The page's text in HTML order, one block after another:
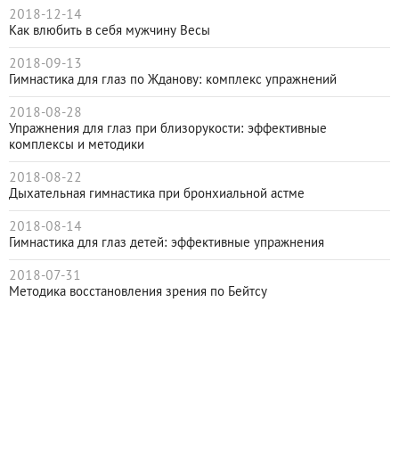
2018-12-14
Как влюбить в себя мужчину Весы
2018-09-13
Гимнастика для глаз по Жданову: комплекс упражнений
2018-08-28
Упражнения для глаз при близорукости: эффективные
комплексы и методики
2018-08-22
Дыхательная гимнастика при бронхиальной астме
2018-08-14
Гимнастика для глаз детей: эффективные упражнения
2018-07-31
Методика восстановления зрения по Бейтсу